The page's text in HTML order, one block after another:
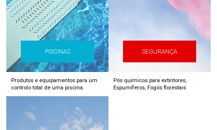
PISCINAS
Produtos e equipamentos para um
controlo total de uma piscina.
SEGURANÇA
Pós químicos para extintores,
Espumíferos, Fogos florestais